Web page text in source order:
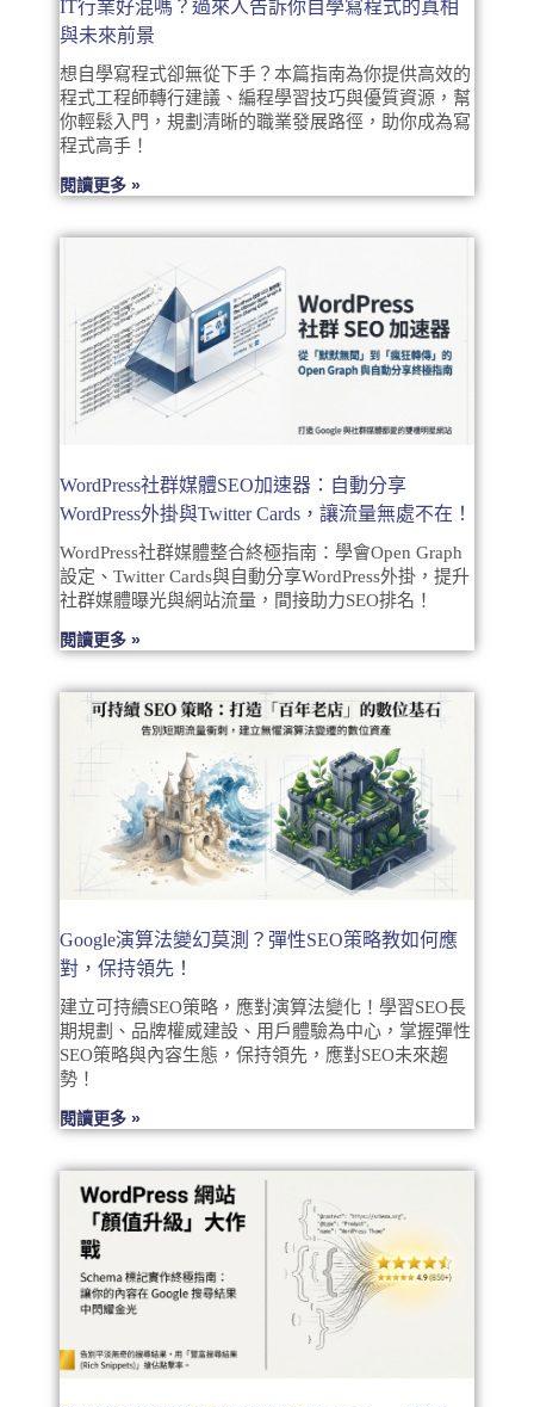
IT行業好混嗎？過來人告訴你自學寫程式的真相
與未來前景
想自學寫程式卻無從下手？本篇指南為你提供高效的
程式工程師轉行建議、編程學習技巧與優質資源，幫
你輕鬆入門，規劃清晰的職業發展路徑，助你成為寫
程式高手！
閱讀更多 »
WordPress社群媒體SEO加速器：自動分享
WordPress外掛與Twitter Cards，讓流量無處不在！
WordPress社群媒體整合終極指南：學會Open Graph
設定、Twitter Cards與自動分享WordPress外掛，提升
社群媒體曝光與網站流量，間接助力SEO排名！
閱讀更多 »
Google演算法變幻莫測？彈性SEO策略教如何應
對，保持領先！
建立可持續SEO策略，應對演算法變化！學習SEO長
期規劃、品牌權威建設、用戶體驗為中心，掌握彈性
SEO策略與內容生態，保持領先，應對SEO未來趨
勢！
閱讀更多 »